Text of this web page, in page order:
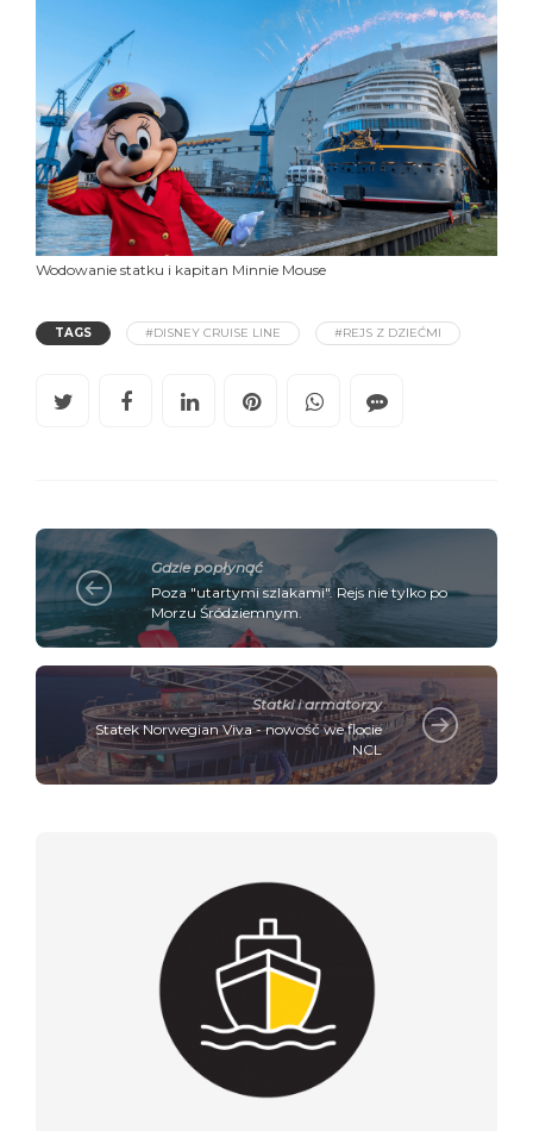
Wodowanie statku i kapitan Minnie Mouse
TAGS #DISNEY CRUISE LINE #REJS Z DZIEĆMI
Gdzie popłynąć
Poza "utartymi szlakami". Rejs nie tylko po
Morzu Śródziemnym.
Statki i armatorzy
Statek Norwegian Viva - nowość we flocie
NCL